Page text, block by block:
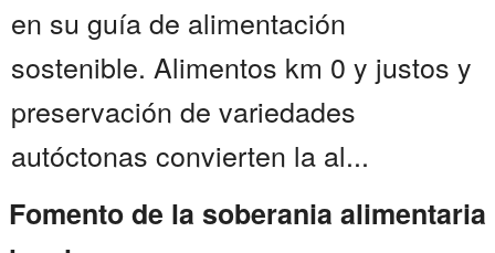
en su guía de alimentación
sostenible. Alimentos km 0 y justos y
preservación de variedades
autóctonas convierten la al...
Fomento de la soberania alimentaria